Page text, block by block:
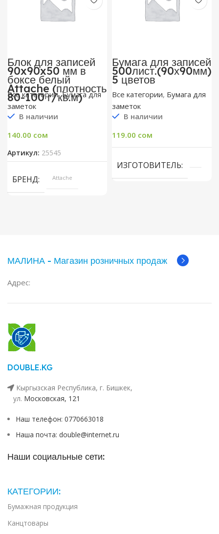
Блок для записей
90x90x50 мм в
боксе белый
Attache (плотность
80-100 г/кв.м)
Все категории,Бумага для
заметок
В наличии
140.00 сом
Артикул: 25545
БРЕНД Attache
Бумага для записей
500лист.(90х90мм)
5 цветов
Все категории, Бумага для
заметок
В наличии
119.00 сом
ИЗГОТОВИТЕЛЬ
МАЛИНА - Магазин розничных продаж
Адрес:
DOUBLE.KG
Кыргызская Республика, г. Бишкек,
ул. ​ Московская, 121
Наш телефон: 0770663018
Наша почта: double@internet.ru
Наши социальные сети:
КАТЕГОРИИ:
Бумажная продукция
Канцтовары